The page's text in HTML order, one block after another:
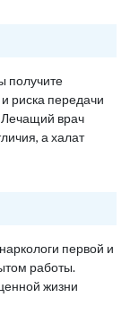
получите
риска передачи
врач
а халат
первой и
работы.
жизни